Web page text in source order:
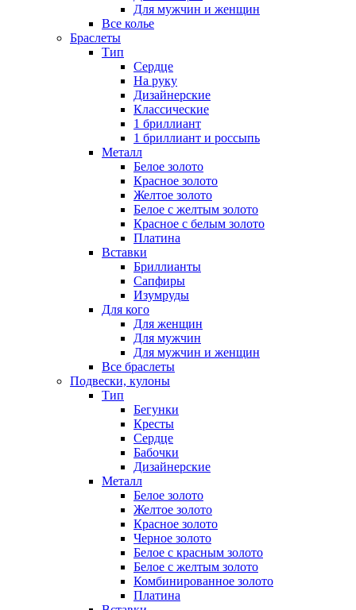
Для мужчин и женщин
Все колье
Браслеты
Тип
Сердце
На руку
Дизайнерские
Классические
1 бриллиант
1 бриллиант и россыпь
Металл
Белое золото
Красное золото
Желтое золото
Белое с желтым золото
Красное с белым золото
Платина
Вставки
Бриллианты
Сапфиры
Изумруды
Для кого
Для женщин
Для мужчин
Для мужчин и женщин
Все браслеты
Подвески, кулоны
Тип
Бегунки
Кресты
Сердце
Бабочки
Дизайнерские
Металл
Белое золото
Желтое золото
Красное золото
Черное золото
Белое с красным золото
Белое с желтым золото
Комбинированное золото
Платина